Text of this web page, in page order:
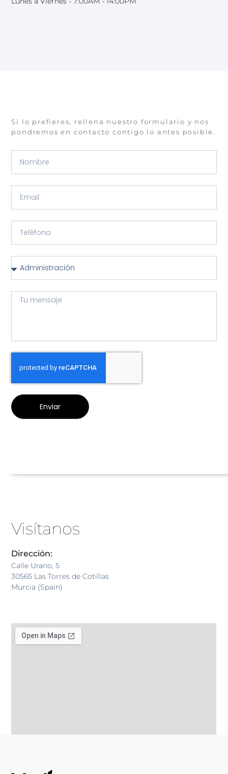
Si lo prefieres, rellena nuestro formulario y nos
pondremos en contacto contigo lo antes posible.
Enviar
Visítanos
Dirección:
Calle Urano, 5
30565 Las Torres de Cotillas
Murcia (Spain)